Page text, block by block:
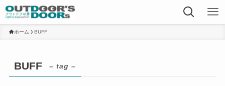
ホーム BUFF
BUFF – tag –